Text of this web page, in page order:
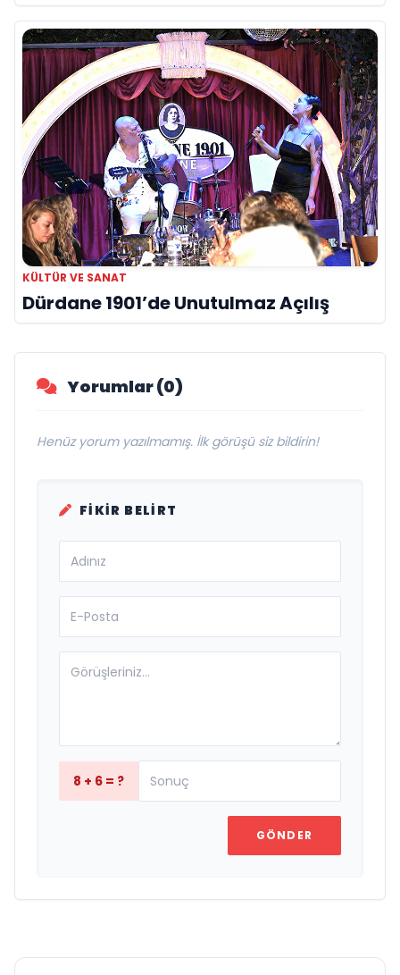
KÜLTÜR VE SANAT
Dürdane 1901’de Unutulmaz Açılış
Yorumlar (0)
Henüz yorum yazılmamış. İlk görüşü siz bildirin!
FIKIR BELIRT
8 + 6 = ?
GÖNDER